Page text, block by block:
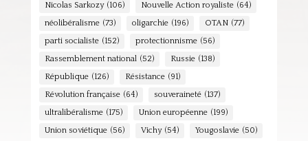
Nicolas Sarkozy (106) Nouvelle Action royaliste (64)
néolibéralisme (73) oligarchie (196) OTAN (77)
parti socialiste (152) protectionnisme (56)
Rassemblement national (52) Russie (138)
République (126) Résistance (91)
Révolution française (64) souveraineté (137)
ultralibéralisme (175) Union européenne (199)
Union soviétique (56) Vichy (54) Yougoslavie (50)